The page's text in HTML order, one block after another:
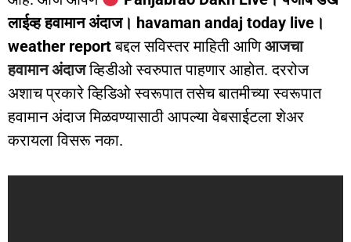
लाईव्ह हवामान अंदाज। havaman andaj today live।
weather reportबद्दल सविस्तर माहिती आणिआजचा
हवामान अंदाजव्हिडीओ स्वरुपात पाहणार आहोत. दररोज
अशाच प्रकारे व्हिडिओ स्वरूपात तसेच बातमीच्या स्वरूपात
हवामान अंदाज मिळवण्यासाठी आपल्या वेबसाईटला शेअर
करायला विसरू नका.